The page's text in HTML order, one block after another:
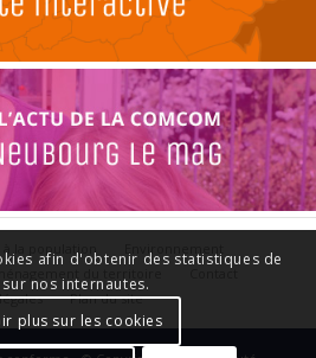
Contact
Plan du site
afin d'obtenir des statistiques de
nos internautes.
plus sur les cookies